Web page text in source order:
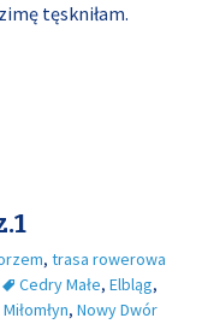
tęskniłam.
, trasa rowerowa
Cedry Małe, Elbląg,
Miłomłyn, Nowy Dwór